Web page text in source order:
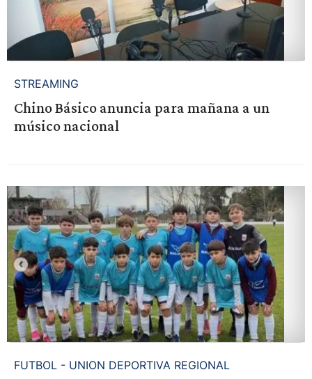
STREAMING
Chino Básico anuncia para mañana a un
músico nacional
FUTBOL - UNION DEPORTIVA REGIONAL